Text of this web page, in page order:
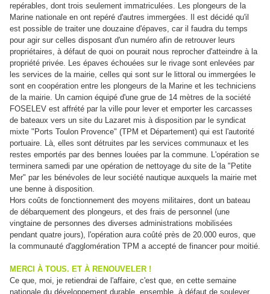
repérables, dont trois seulement immatriculées. Les plongeurs de la
Marine nationale en ont repéré d'autres immergées. Il est décidé qu'il
est possible de traiter une douzaine d'épaves, car il faudra du temps
pour agir sur celles disposant d'un numéro afin de retrouver leurs
propriétaires, à défaut de quoi on pourait nous reprocher d'atteindre à la
propriété privée. Les épaves échouées sur le rivage sont enlevées par
les services de la mairie, celles qui sont sur le littoral ou immergées le
sont en coopération entre les plongeurs de la Marine et les techniciens
de la mairie. Un camion équipé d'une grue de 14 mètres de la société
FOSELEV est affrété par la ville pour lever et emporter les carcasses
de bateaux vers un site du Lazaret mis à disposition par le syndicat
mixte "Ports Toulon Provence" (TPM et Département) qui est l'autorité
portuaire. Là, elles sont détruites par les services communaux et les
restes emportés par des bennes louées par la commune. L'opération se
terminera samedi par une opération de nettoyage du site de la "Petite
Mer" par les bénévoles de leur société nautique auxquels la mairie met
une benne à disposition.
Hors coûts de fonctionnement des moyens militaires, dont un bateau
de débarquement des plongeurs, et des frais de personnel (une
vingtaine de personnes des diverses administrations mobilisées
pendant quatre jours), l'opération aura coûté près de 20.000 euros, que
la communauté d'agglomération TPM a accepté de financer pour moitié.
MERCI À TOUS. ET À RENOUVELER !
Ce que, moi, je retiendrai de l'affaire, c'est que, en cette semaine
nationale du développement durable, ensemble, à défaut de soulever